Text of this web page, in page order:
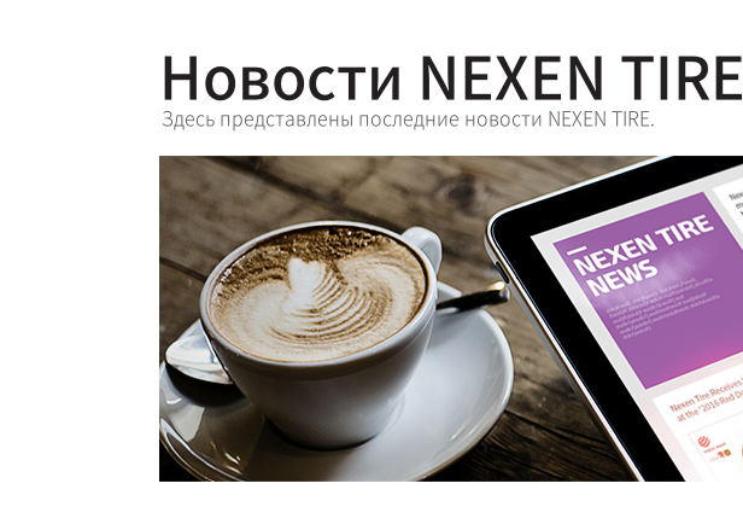
Новости NEXEN TIRE
Здесь представлены последние новости NEXEN TIRE.